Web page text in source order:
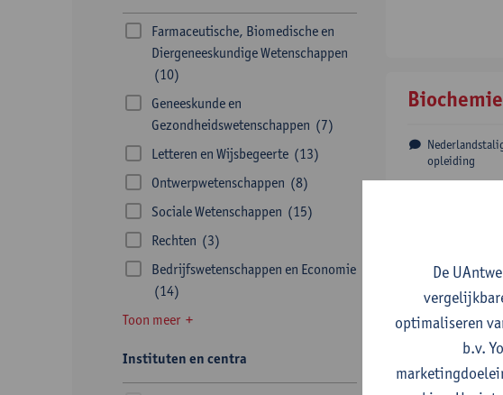
Farmaceutische, Biomedische en
Diergeneeskundige Wetenschappen
(10)
Geneeskunde en
Gezondheidswetenschappen (7)
Letteren en Wijsbegeerte (13)
Ontwerpwetenschappen (8)
Sociale Wetenschappen (15)
Rechten (3)
Bedrijfswetenschappen en Economie
(14)
Toon meer
Instituten en centra
opleiding
opleiding
De
optimaliseren
b.v.